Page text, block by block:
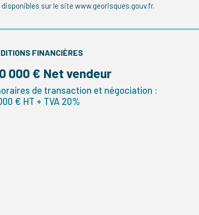
sur le site www.georisques.gouv.fr.
FINANCIÈRES
000 € Net vendeur
de transaction et négociation :
€ HT + TVA 20%